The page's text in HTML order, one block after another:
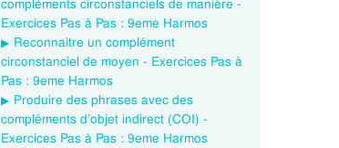
compléments circonstanciels de manière -
Exercices Pas à Pas : 9eme Harmos
Reconnaitre un complément
circonstanciel de moyen - Exercices Pas à
Pas : 9eme Harmos
Produire des phrases avec des
compléments d’objet indirect (COI) -
Exercices Pas à Pas : 9eme Harmos